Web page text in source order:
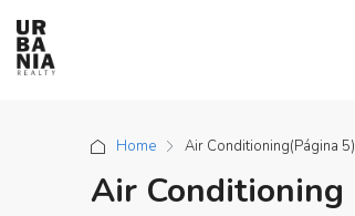
Home Air Conditioning(Página 5)
Air Conditioning